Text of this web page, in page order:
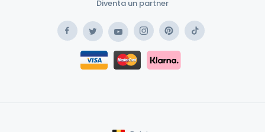
Diventa un partner
FacebookTwitterYouTubeInstagramPinterestTikTok
Safe Payment Card
Safe Payment Klarna